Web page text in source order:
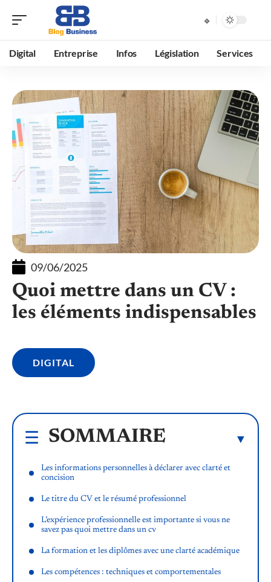
Digital Entreprise Infos Législation Services
09/06/2025
Quoi mettre dans un CV :
les éléments indispensables
DIGITAL
SOMMAIRE
Les informations personnelles à déclarer avec clarté et
concision
Le titre du CV et le résumé professionnel
L’expérience professionnelle est importante si vous ne
savez pas quoi mettre dans un cv
La formation et les diplômes avec une clarté académique
Les compétences : techniques et comportementales